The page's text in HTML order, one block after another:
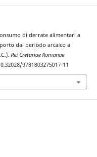
di derrate alimentari a
dal periodo arcaico a
Rei Cretariae Romanae
9781803275017-11